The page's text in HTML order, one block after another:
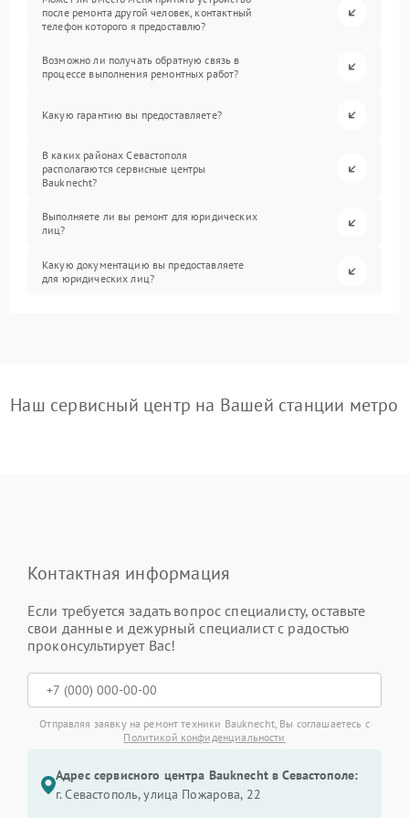
после ремонта другой человек, контактный
телефон которого я предоставлю?
Возможно ли получать обратную связь в
процессе выполнения ремонтных работ?
Какую гарантию вы предоставляете?
В каких районах Севастополя
располагаются сервисные центры
Bauknecht?
Выполняете ли вы ремонт для юридических
лиц?
Какую документацию вы предоставляете
для юридических лиц?
Наш сервисный центр на Вашей станции метро
Контактная информация
Если требуется задать вопрос специалисту, оставьте
свои данные и дежурный специалист с радостью
проконсультирует Вас!
Отправляя заявку на ремонт техники Bauknecht, Вы соглашаетесь с
Политикой конфиденциальности
Адрес сервисного центра Bauknecht в Севастополе:
г. Севастополь, улица Пожарова, 22